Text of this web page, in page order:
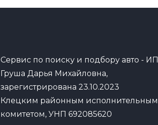
Сервис по поиску и подбору авто - ИП
Груша Дарья Михайловна,
зарегистрирована 23.10.2023
Клецким районным исполнительным
комитетом, УНП 692085620